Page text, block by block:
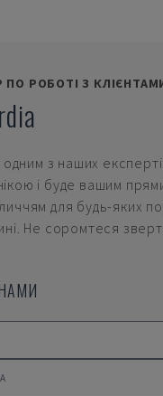
РОБОТІ З
одним з наших
і буде вашим
для будь-яких
Не соромтеся